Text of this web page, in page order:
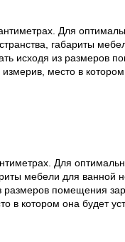
Для
габариты
исходя из размеров
место в
Для
мебели для ванной
размеров помещения
в котором она будет